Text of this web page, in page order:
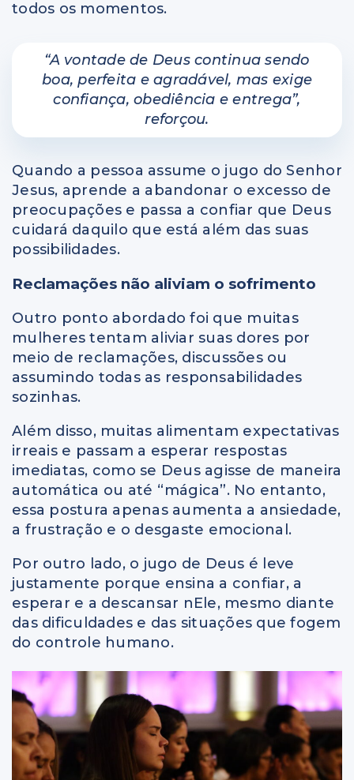
todos os momentos.
“A vontade de Deus continua sendo
boa, perfeita e agradável, mas exige
confiança, obediência e entrega”,
reforçou.
Quando a pessoa assume o jugo do Senhor
Jesus, aprende a abandonar o excesso de
preocupações e passa a confiar que Deus
cuidará daquilo que está além das suas
possibilidades.
Reclamações não aliviam o sofrimento
Outro ponto abordado foi que muitas
mulheres tentam aliviar suas dores por
meio de reclamações, discussões ou
assumindo todas as responsabilidades
sozinhas.
Além disso, muitas alimentam expectativas
irreais e passam a esperar respostas
imediatas, como se Deus agisse de maneira
automática ou até “mágica”. No entanto,
essa postura apenas aumenta a ansiedade,
a frustração e o desgaste emocional.
Por outro lado, o jugo de Deus é leve
justamente porque ensina a confiar, a
esperar e a descansar nEle, mesmo diante
das dificuldades e das situações que fogem
do controle humano.